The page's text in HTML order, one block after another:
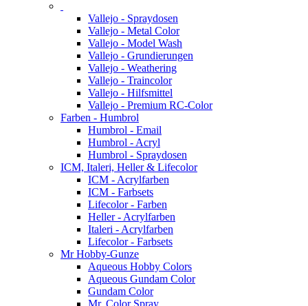
Vallejo - Spraydosen
Vallejo - Metal Color
Vallejo - Model Wash
Vallejo - Grundierungen
Vallejo - Weathering
Vallejo - Traincolor
Vallejo - Hilfsmittel
Vallejo - Premium RC-Color
Farben - Humbrol
Humbrol - Email
Humbrol - Acryl
Humbrol - Spraydosen
ICM, Italeri, Heller & Lifecolor
ICM - Acrylfarben
ICM - Farbsets
Lifecolor - Farben
Heller - Acrylfarben
Italeri - Acrylfarben
Lifecolor - Farbsets
Mr Hobby-Gunze
Aqueous Hobby Colors
Aqueous Gundam Color
Gundam Color
Mr. Color Spray